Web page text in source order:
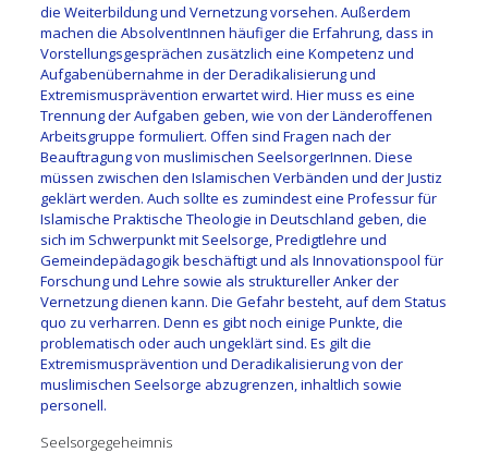
die Weiterbildung und Vernetzung vorsehen. Außerdem
machen die AbsolventInnen häufiger die Erfahrung, dass in
Vorstellungsgesprächen zusätzlich eine Kompetenz und
Aufgabenübernahme in der Deradikalisierung und
Extremismusprävention erwartet wird. Hier muss es eine
Trennung der Aufgaben geben, wie von der Länderoffenen
Arbeitsgruppe formuliert. Offen sind Fragen nach der
Beauftragung von muslimischen SeelsorgerInnen. Diese
müssen zwischen den Islamischen Verbänden und der Justiz
geklärt werden. Auch sollte es zumindest eine Professur für
Islamische Praktische Theologie in Deutschland geben, die
sich im Schwerpunkt mit Seelsorge, Predigtlehre und
Gemeindepädagogik beschäftigt und als Innovationspool für
Forschung und Lehre sowie als struktureller Anker der
Vernetzung dienen kann. Die Gefahr besteht, auf dem Status
quo zu verharren. Denn es gibt noch einige Punkte, die
problematisch oder auch ungeklärt sind. Es gilt die
Extremismusprävention und Deradikalisierung von der
muslimischen Seelsorge abzugrenzen, inhaltlich sowie
personell.
Seelsorgegeheimnis